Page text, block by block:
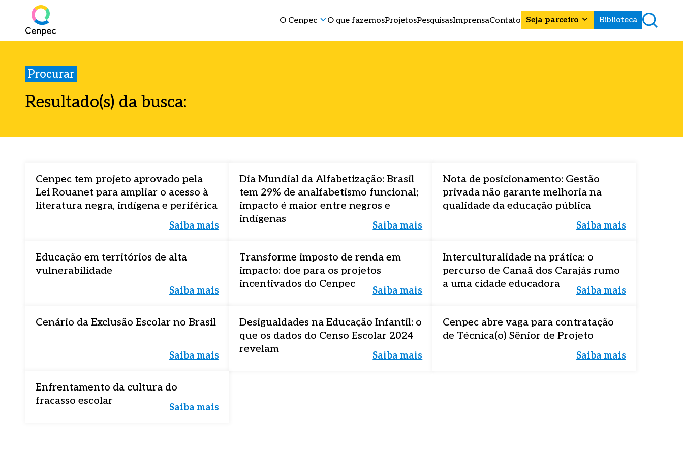
O Cenpec O que fazemosProjetosPesquisasImprensaContato Seja parceiro Biblioteca
Procurar
Resultado(s) da busca:
Cenpec tem projeto aprovado pela
Lei Rouanet para ampliar o acesso à
literatura negra, indígena e periférica
Saiba mais
Dia Mundial da Alfabetização: Brasil
tem 29% de analfabetismo funcional;
impacto é maior entre negros e
indígenas
Saiba mais
Nota de posicionamento: Gestão
privada não garante melhoria na
qualidade da educação pública
Saiba mais
Educação em territórios de alta
vulnerabilidade
Saiba mais
Transforme imposto de renda em
impacto: doe para os projetos
incentivados do Cenpec
Saiba mais
Interculturalidade na prática: o
percurso de Canaã dos Carajás rumo
a uma cidade educadora
Saiba mais
Cenário da Exclusão Escolar no Brasil
Saiba mais
Desigualdades na Educação Infantil: o
que os dados do Censo Escolar 2024
revelam
Saiba mais
Cenpec abre vaga para contratação
de Técnica(o) Sênior de Projeto
Saiba mais
Enfrentamento da cultura do
fracasso escolar
Saiba mais